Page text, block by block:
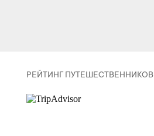
РЕЙТИНГ ПУТЕШЕСТВЕННИКОВ